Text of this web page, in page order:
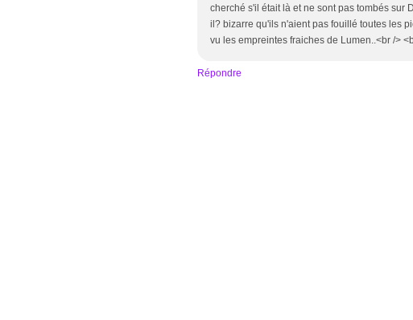
cherché s'il était là et ne sont pas tombés sur
il? bizarre qu'ils n'aient pas fouillé toutes les
vu les empreintes fraiches de Lumen..<br />
Répondre